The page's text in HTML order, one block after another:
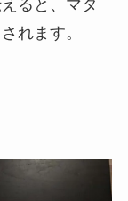
ると、マタ
れます。